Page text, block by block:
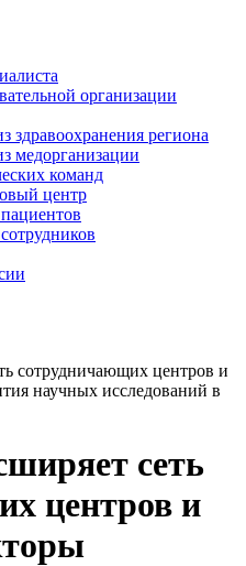
организации
здравоохранения региона
медорганизации
команд
центр
сотрудничающих центров и
научных исследований в
сеть
центров и